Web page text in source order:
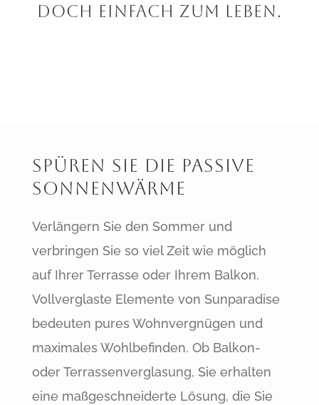
doch einfach zum Leben.
Spüren Sie Die Passive
Sonnenwärme
Verlängern Sie den Sommer und
verbringen Sie so viel Zeit wie möglich
auf Ihrer Terrasse oder Ihrem Balkon.
Vollverglaste Elemente von Sunparadise
bedeuten pures Wohnvergnügen und
maximales Wohlbefinden. Ob Balkon-
oder Terrassenverglasung, Sie erhalten
eine maßgeschneiderte Lösung, die Sie